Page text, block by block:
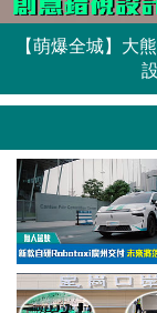
【萌爆全城】大